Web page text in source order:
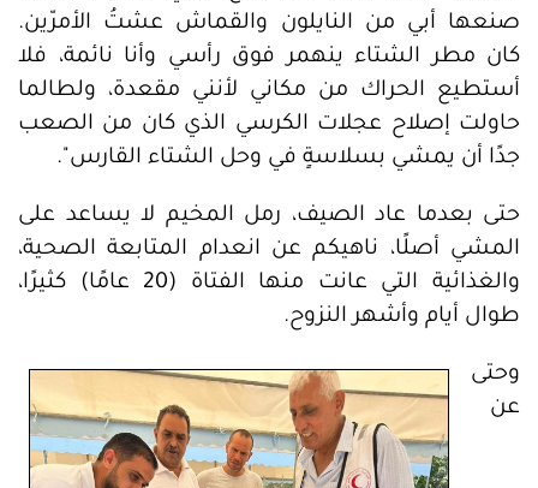
صنعها أبي من النايلون والقماش عشتُ الأمرّين.
كان مطر الشتاء ينهمر فوق رأسي وأنا نائمة، فلا
أستطيع الحراك من مكاني لأنني مقعدة، ولطالما
حاولت إصلاح عجلات الكرسي الذي كان من الصعب
جدًا أن يمشي بسلاسةٍ في وحل الشتاء القارس".
حتى بعدما عاد الصيف، رمل المخيم لا يساعد على
المشي أصلًا، ناهيكم عن انعدام المتابعة الصحية،
والغذائية التي عانت منها الفتاة (20 عامًا) كثيرًا،
طوال أيام وأشهر النزوح.
وحتى
عن